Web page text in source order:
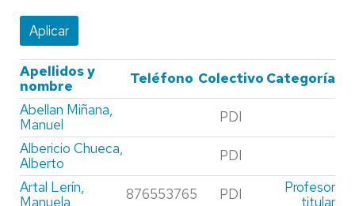
Apellidos y
nombre
Teléfono Colectivo Categoría
Abellan Miñana,
Manuel
PDI
Albericio Chueca,
Alberto
PDI
Artal Lerín,
Manuela
876553765 PDI
Profesor
titular